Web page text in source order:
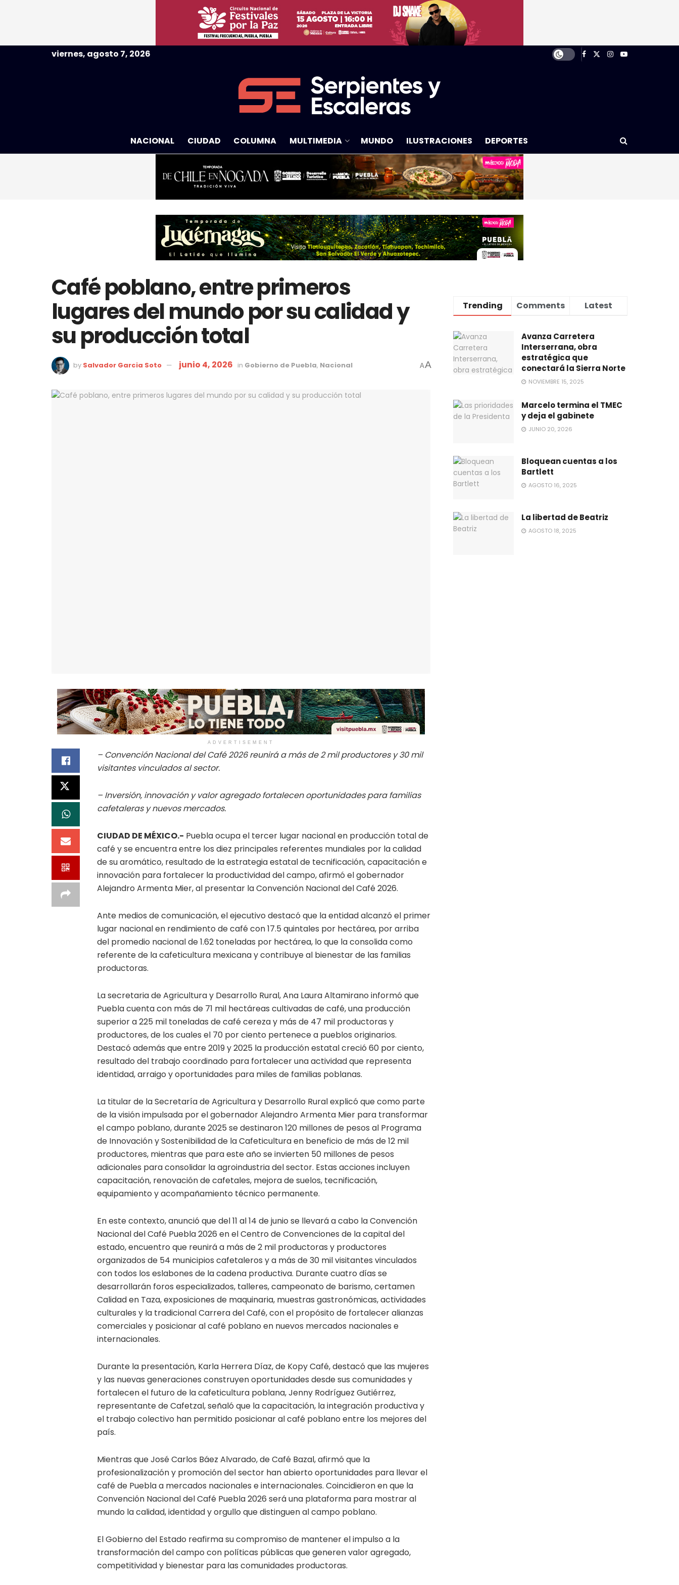
viernes, agosto 7, 2026
NACIONAL CIUDAD COLUMNA MULTIMEDIA MUNDO ILUSTRACIONES DEPORTES
Café poblano, entre primeros
lugares del mundo por su calidad y
su producción total
by Salvador Garcia Soto junio 4, 2026 in Gobierno de Puebla, Nacional AA
ADVERTISEMENT
– Convención Nacional del Café 2026 reunirá a más de 2 mil productores y 30 mil
visitantes vinculados al sector.
– Inversión, innovación y valor agregado fortalecen oportunidades para familias
cafetaleras y nuevos mercados.
CIUDAD DE MÉXICO.- Puebla ocupa el tercer lugar nacional en producción total de
café y se encuentra entre los diez principales referentes mundiales por la calidad
de su aromático, resultado de la estrategia estatal de tecnificación, capacitación e
innovación para fortalecer la productividad del campo, afirmó el gobernador
Alejandro Armenta Mier, al presentar la Convención Nacional del Café 2026.
Ante medios de comunicación, el ejecutivo destacó que la entidad alcanzó el primer
lugar nacional en rendimiento de café con 17.5 quintales por hectárea, por arriba
del promedio nacional de 1.62 toneladas por hectárea, lo que la consolida como
referente de la cafeticultura mexicana y contribuye al bienestar de las familias
productoras.
La secretaria de Agricultura y Desarrollo Rural, Ana Laura Altamirano informó que
Puebla cuenta con más de 71 mil hectáreas cultivadas de café, una producción
superior a 225 mil toneladas de café cereza y más de 47 mil productoras y
productores, de los cuales el 70 por ciento pertenece a pueblos originarios.
Destacó además que entre 2019 y 2025 la producción estatal creció 60 por ciento,
resultado del trabajo coordinado para fortalecer una actividad que representa
identidad, arraigo y oportunidades para miles de familias poblanas.
La titular de la Secretaría de Agricultura y Desarrollo Rural explicó que como parte
de la visión impulsada por el gobernador Alejandro Armenta Mier para transformar
el campo poblano, durante 2025 se destinaron 120 millones de pesos al Programa
de Innovación y Sostenibilidad de la Cafeticultura en beneficio de más de 12 mil
productores, mientras que para este año se invierten 50 millones de pesos
adicionales para consolidar la agroindustria del sector. Estas acciones incluyen
capacitación, renovación de cafetales, mejora de suelos, tecnificación,
equipamiento y acompañamiento técnico permanente.
En este contexto, anunció que del 11 al 14 de junio se llevará a cabo la Convención
Nacional del Café Puebla 2026 en el Centro de Convenciones de la capital del
estado, encuentro que reunirá a más de 2 mil productoras y productores
organizados de 54 municipios cafetaleros y a más de 30 mil visitantes vinculados
con todos los eslabones de la cadena productiva. Durante cuatro días se
desarrollarán foros especializados, talleres, campeonato de barismo, certamen
Calidad en Taza, exposiciones de maquinaria, muestras gastronómicas, actividades
culturales y la tradicional Carrera del Café, con el propósito de fortalecer alianzas
comerciales y posicionar al café poblano en nuevos mercados nacionales e
internacionales.
Durante la presentación, Karla Herrera Díaz, de Kopy Café, destacó que las mujeres
y las nuevas generaciones construyen oportunidades desde sus comunidades y
fortalecen el futuro de la cafeticultura poblana, Jenny Rodríguez Gutiérrez,
representante de Cafetzal, señaló que la capacitación, la integración productiva y
el trabajo colectivo han permitido posicionar al café poblano entre los mejores del
país.
Mientras que José Carlos Báez Alvarado, de Café Bazal, afirmó que la
profesionalización y promoción del sector han abierto oportunidades para llevar el
café de Puebla a mercados nacionales e internacionales. Coincidieron en que la
Convención Nacional del Café Puebla 2026 será una plataforma para mostrar al
mundo la calidad, identidad y orgullo que distinguen al campo poblano.
El Gobierno del Estado reafirma su compromiso de mantener el impulso a la
transformación del campo con políticas públicas que generen valor agregado,
competitividad y bienestar para las comunidades productoras.
Trending Comments Latest
Avanza Carretera
Interserrana, obra
estratégica que
conectará la Sierra Norte
NOVIEMBRE 15, 2025
Marcelo termina el TMEC
y deja el gabinete
JUNIO 20, 2026
Bloquean cuentas a los
Bartlett
AGOSTO 16, 2025
La libertad de Beatriz
AGOSTO 18, 2025